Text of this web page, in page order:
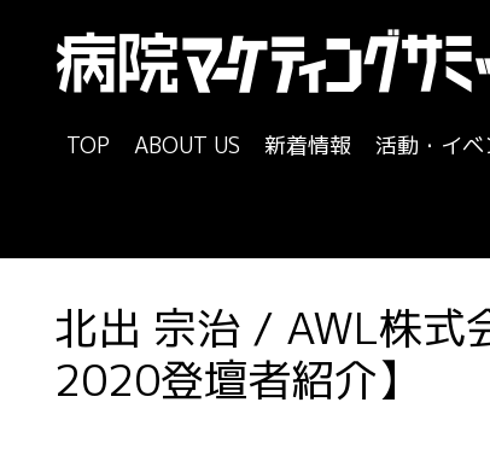
TOP ABOUT US 新着情報 活動・イベ
北出 宗治 / AWL株式
2020登壇者紹介】